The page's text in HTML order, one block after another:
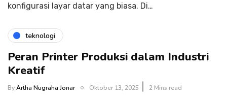
konfigurasi layar datar yang biasa. Di…
teknologi
Peran Printer Produksi dalam Industri
Kreatif
ByArtha Nugraha Jonar Oktober 13, 2025 2 Mins read